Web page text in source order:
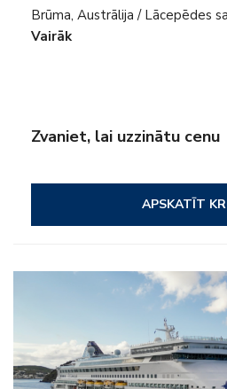
Brūma, Austrālija / Lācepēdes
Vairāk
Zvaniet, lai uzzinātu cenu
APSKATĪT